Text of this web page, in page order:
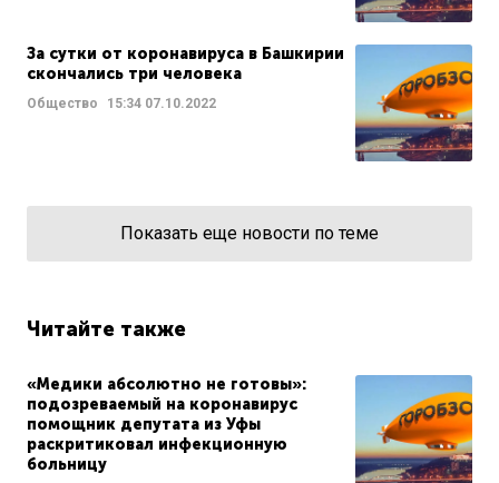
За сутки от коронавируса в Башкирии
скончались три человека
Общество 15:34 07.10.2022
Показать еще новости по теме
Читайте также
«Медики абсолютно не готовы»:
подозреваемый на коронавирус
помощник депутата из Уфы
раскритиковал инфекционную
больницу